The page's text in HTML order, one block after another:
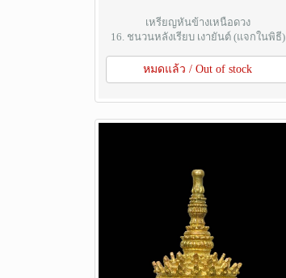
เหรียญหันข้างเหนือดวง
16. ชนวนหลังเรียบ เงายันต์ (แจกในพิธี)
หมดแล้ว / Out of stock